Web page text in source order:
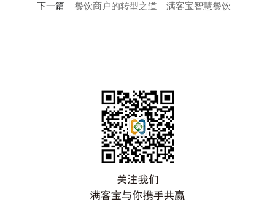
下一篇 餐饮商户的转型之道—满客宝智慧餐饮